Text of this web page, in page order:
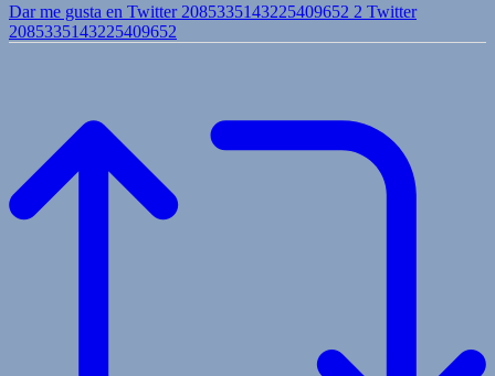
Dar me gusta en Twitter 2085335143225409652 2 Twitter
2085335143225409652